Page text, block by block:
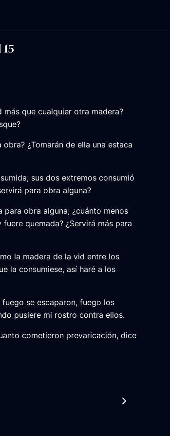
que cualquier otra madera?
¿Tomarán de ella una estaca
sus dos extremos consumió
para obra alguna?
para obra alguna; ¿cuánto menos
quemada? ¿Servirá más para
la madera de la vid entre los
la consumiese, así haré a los
se escaparon, fuego los
pusiere mi rostro contra ellos.
cometieron prevaricación, dice